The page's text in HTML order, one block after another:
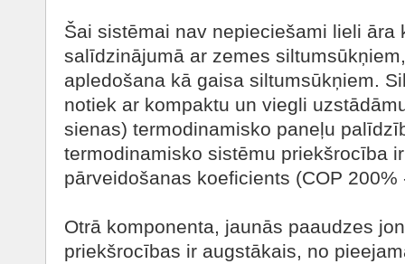
Šai sistēmai nav nepieciešami lieli āra
salīdzinājumā ar zemes
apledošana kā gaisa siltumsūkņiem.
notiek ar kompaktu un viegli
sienas) termodinamisko paneļu
termodinamisko sistēmu priekšrocība
pārveidošanas koeficients (COP 200%
Otrā komponenta, jaunās paaudzes
priekšrocības ir augstākais, no